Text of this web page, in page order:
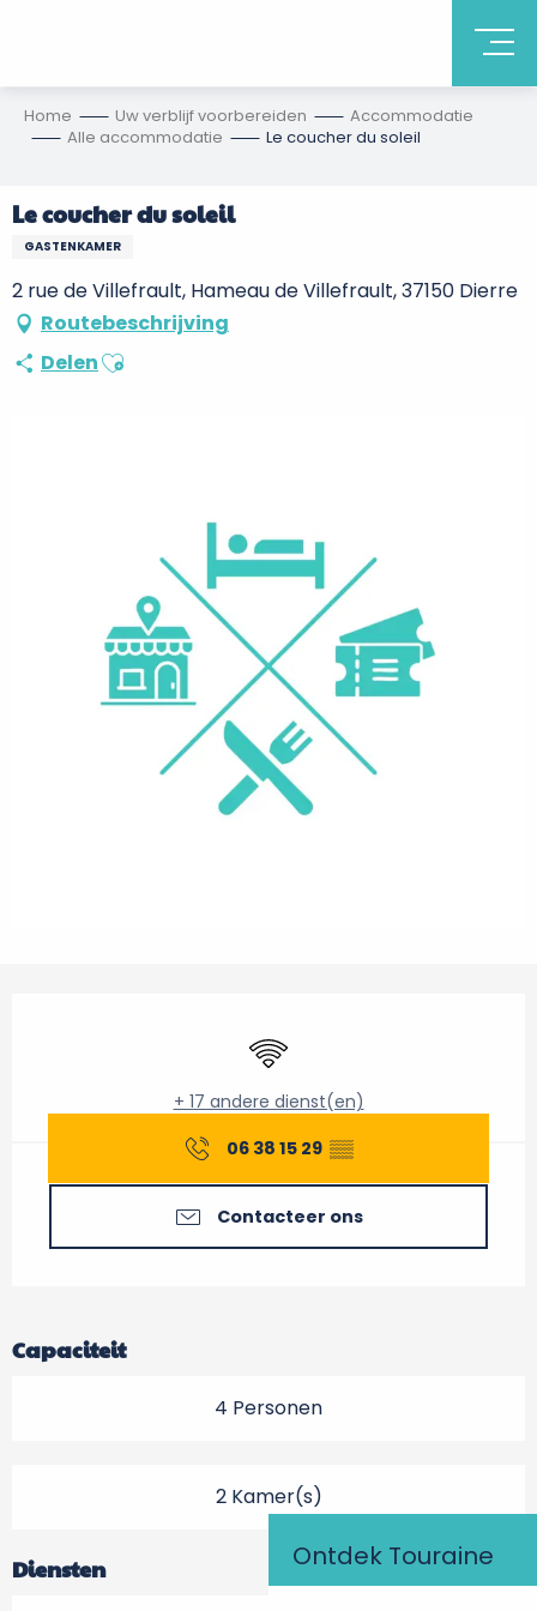
Ontdek Touraine
Home Uw verblijf voorbereiden
Accommodatie
Alle accommodatie
Le coucher du soleil
Le coucher du soleil
GASTENKAMER
2 rue de Villefrault, Hameau de Villefrault, 37150 Dierre
Routebeschrijving
DelenAjouter aux favoris
Wifi
+ 17 andere dienst(en)
06 38 15 29 ▒▒
Contacteer ons
Capaciteit
4 Personen
2 Kamer(s)
Diensten